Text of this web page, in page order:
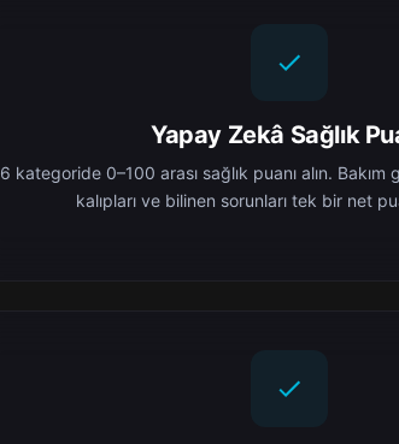
Yapay Zekâ Sağlık
6 kategoride 0–100 arası sağlık puanı alın. Bakım
kalıpları ve bilinen sorunları tek bir net